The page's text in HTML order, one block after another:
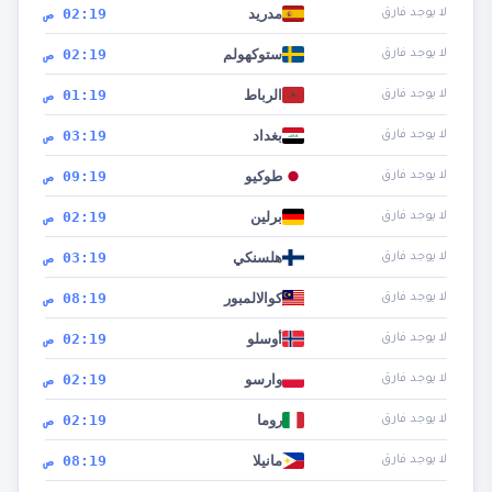
لا يوجد فارق مدريد 02:19 ص
لا يوجد فارق ستوكهولم 02:19 ص
لا يوجد فارق الرباط 01:19 ص
لا يوجد فارق بغداد 03:19 ص
لا يوجد فارق طوكيو 09:19 ص
لا يوجد فارق برلين 02:19 ص
لا يوجد فارق هلسنكي 03:19 ص
لا يوجد فارق كوالالمبور 08:19 ص
لا يوجد فارق أوسلو 02:19 ص
لا يوجد فارق وارسو 02:19 ص
لا يوجد فارق روما 02:19 ص
لا يوجد فارق مانيلا 08:19 ص